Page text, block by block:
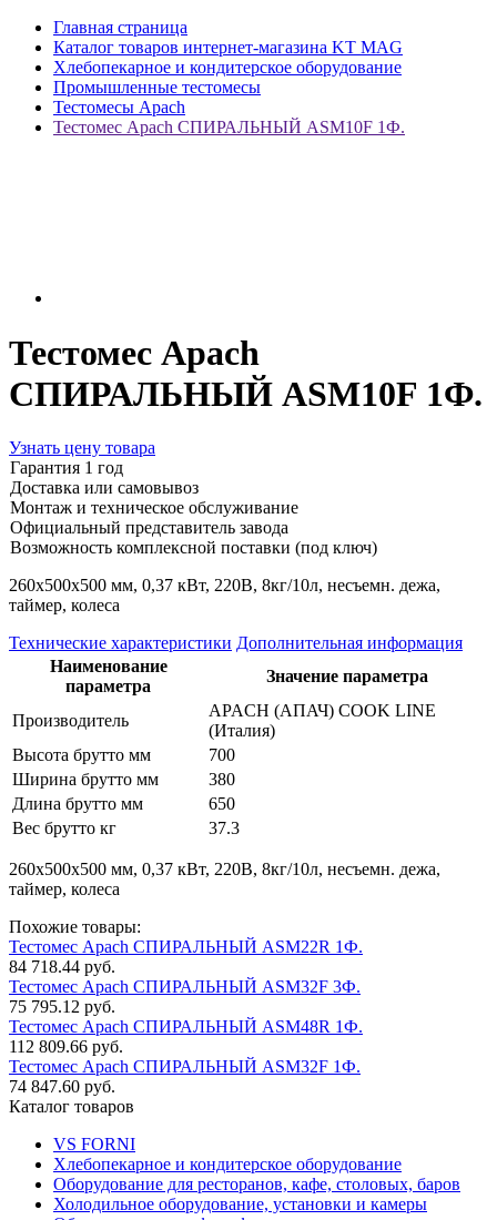
Главная страница
Каталог товаров интернет-магазина KT MAG
Хлебопекарное и кондитерское оборудование
Промышленные тестомесы
Тестомесы Apach
Тестомес Apach СПИРАЛЬНЫЙ ASM10F 1Ф.
Тестомес Apach
СПИРАЛЬНЫЙ ASM10F 1Ф.
Узнать цену товара
Гарантия 1 год
Доставка или самовывоз
Монтаж и техническое обслуживание
Официальный представитель завода
Возможность комплексной поставки (под ключ)
260х500х500 мм, 0,37 кВт, 220В, 8кг/10л, несъемн. дежа,
таймер, колеса
Технические характеристики Дополнительная информация
Наименование
параметра
Значение параметра
Производитель
APACH (АПАЧ) COOK LINE
(Италия)
Высота брутто мм
700
Ширина брутто мм
380
Длина брутто мм
650
Вес брутто кг
37.3
260х500х500 мм, 0,37 кВт, 220В, 8кг/10л, несъемн. дежа,
таймер, колеса
Похожие товары:
Тестомес Apach СПИРАЛЬНЫЙ ASM22R 1Ф.
84 718.44 руб.
Тестомес Apach СПИРАЛЬНЫЙ ASM32F 3Ф.
75 795.12 руб.
Тестомес Apach СПИРАЛЬНЫЙ ASM48R 1Ф.
112 809.66 руб.
Тестомес Apach СПИРАЛЬНЫЙ ASM32F 1Ф.
74 847.60 руб.
Каталог товаров
VS FORNI
Хлебопекарное и кондитерское оборудование
Оборудование для ресторанов, кафе, столовых, баров
Холодильное оборудование, установки и камеры